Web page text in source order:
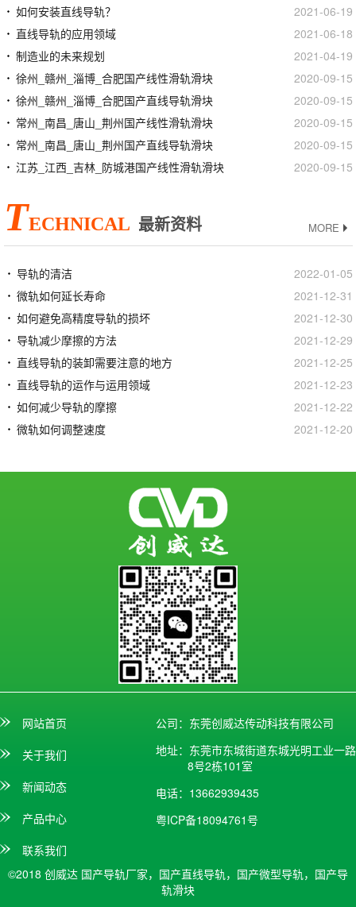
如何安装直线导轨？
2021-06-19
直线导轨的应用领域
2021-06-18
制造业的未来规划
2021-04-19
徐州_赣州_淄博_合肥国产线性滑轨滑块
2020-09-15
徐州_赣州_淄博_合肥国产直线导轨滑块
2020-09-15
常州_南昌_唐山_荆州国产线性滑轨滑块
2020-09-15
常州_南昌_唐山_荆州国产直线导轨滑块
2020-09-15
江苏_江西_吉林_防城港国产线性滑轨滑块
2020-09-15
TECHNICAL 最新资料 MORE
导轨的清洁
2022-01-05
微轨如何延长寿命
2021-12-31
如何避免高精度导轨的损坏
2021-12-30
导轨减少摩擦的方法
2021-12-29
直线导轨的装卸需要注意的地方
2021-12-25
直线导轨的运作与运用领域
2021-12-23
如何减少导轨的摩擦
2021-12-22
微轨如何调整速度
2021-12-20
网站首页
关于我们
新闻动态
产品中心
联系我们
公司：东莞创威达传动科技有限公司
地址：东莞市东城街道东城光明工业一路
8号2栋101室
电话：13662939435
粤ICP备18094761号
©2018 创威达 国产导轨厂家，国产直线导轨，国产微型导轨，国产导
轨滑块